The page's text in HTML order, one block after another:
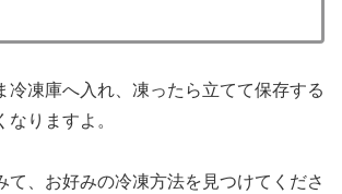
冷凍庫へ入れ、凍ったら立てて保存する
なりますよ。
て、お好みの冷凍方法を見つけてくださ